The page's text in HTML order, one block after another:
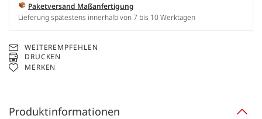
Paketversand Maßanfertigung
Lieferung spätestens innerhalb von 7 bis 10 Werktagen
WEITEREMPFEHLEN
DRUCKEN
MERKEN
Produktinformationen